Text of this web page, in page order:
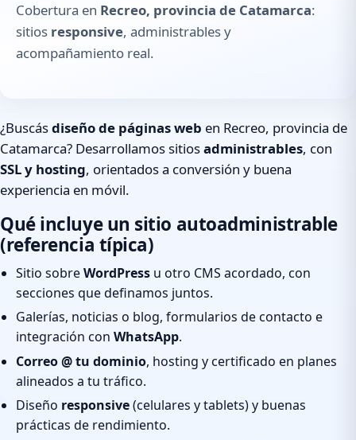
Cobertura en Recreo, provincia de Catamarca:
sitios responsive, administrables y
acompañamiento real.
¿Buscásdiseño de páginas web en Recreo, provincia de
Catamarca? Desarrollamos sitiosadministrables, con
SSL y hosting, orientados a conversión y buena
experiencia en móvil.
Qué incluye un sitio autoadministrable
(referencia típica)
Sitio sobreWordPress u otro CMS acordado, con
secciones que definamos juntos.
Galerías, noticias o blog, formularios de contacto e
integración con WhatsApp.
Correo @ tu dominio, hosting y certificado en planes
alineados a tu tráfico.
Diseño responsive(celulares y tablets) y buenas
prácticas de rendimiento.